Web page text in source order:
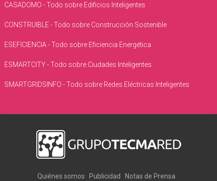
CASADOMO - Todo sobre Edificios Inteligentes
CONSTRUIBLE - Todo sobre Construcción Sostenible
ESEFICIENCIA - Todo sobre Eficiencia Energética
ESMARTCITY - Todo sobre Ciudades Inteligentes
SMARTGRIDSINFO - Todo sobre Redes Eléctricas Inteligentes
Quiénes somos Publicidad Notas de Prensa